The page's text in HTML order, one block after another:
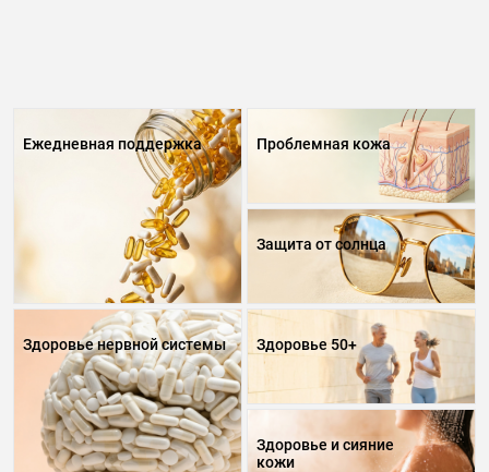
Ежедневная поддержка Проблемная кожа
Защита от солнца
Здоровье нервной системы Здоровье 50+
Здоровье и сияние
кожи